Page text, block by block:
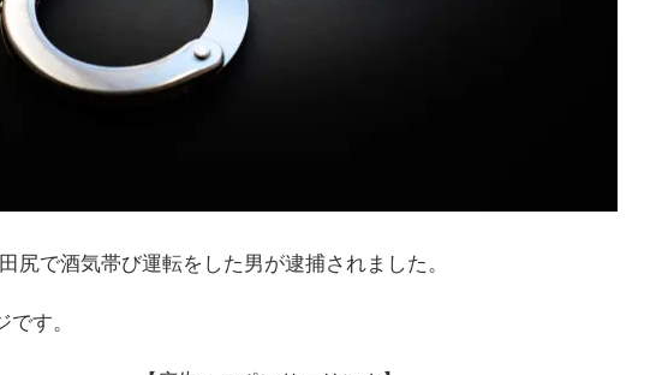
尻で酒気帯び運転をした男が逮捕されました。
す。